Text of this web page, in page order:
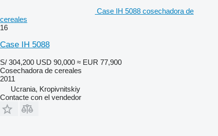
Case IH 5088 cosechadora de
cereales
16
Case IH 5088
S/ 304,200 USD 90,000 ≈ EUR 77,900
Cosechadora de cereales
2011
Ucrania, Kropivnitskiy
Contacte con el vendedor